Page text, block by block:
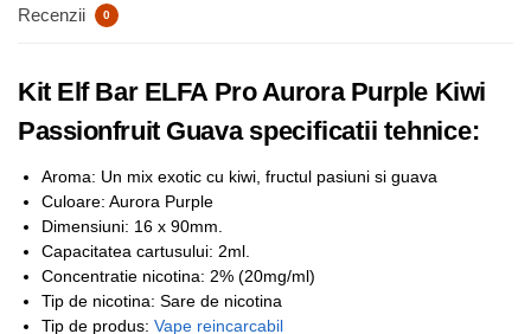
Recenzii 0
Kit Elf Bar ELFA Pro Aurora Purple Kiwi
Passionfruit Guava specificatii tehnice:
Aroma: Un mix exotic cu kiwi, fructul pasiuni si guava
Culoare: Aurora Purple
Dimensiuni: 16 x 90mm.
Capacitatea cartusului: 2ml.
Concentratie nicotina: 2% (20mg/ml)
Tip de nicotina: Sare de nicotina
Tip de produs: Vape reincarcabil